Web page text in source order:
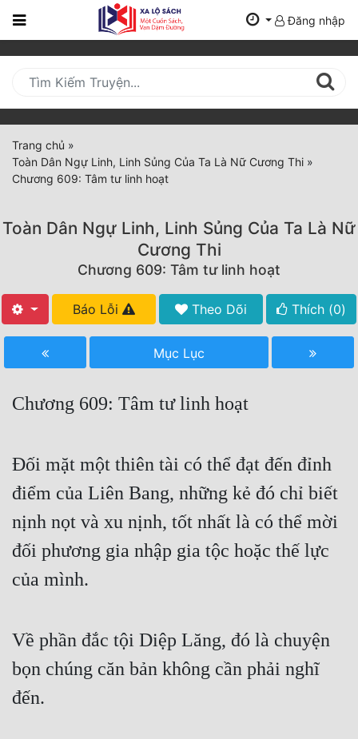
Trang
Mới
Cập
Nhật
(current)
BXH
Truyện Mới Ra
Hoàn Thành
Hậu Cung
Truyện ngắn
Xa Lộ Dịch
Cung Đấu
Cạnh Kỹ
Cổ Tiên Hiệp
Đăng nhập
Trang chủ »
Toàn Dân Ngự Linh, Linh Sủng Của Ta Là Nữ Cương Thi »
Chương 609: Tâm tư linh hoạt
Toàn Dân Ngự Linh, Linh Sủng Của Ta Là Nữ
Cương Thi
Chương 609: Tâm tư linh hoạt
Báo Lỗi Theo Dõi Thích (0)
Mục Lục
Chương 609: Tâm tư linh hoạt
Đối mặt một thiên tài có thể đạt đến đỉnh
điểm của Liên Bang, những kẻ đó chỉ biết
nịnh nọt và xu nịnh, tốt nhất là có thể mời
đối phương gia nhập gia tộc hoặc thế lực
của mình.
Về phần đắc tội Diệp Lăng, đó là chuyện
bọn chúng căn bản không cần phải nghĩ
đến.